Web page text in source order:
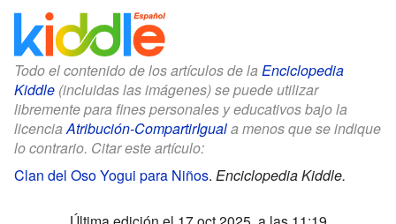
Todo el contenido de los artículos de la Enciclopedia
Kiddle (incluidas las imágenes) se puede utilizar
libremente para fines personales y educativos bajo la
licenciaAtribución-CompartirIguala menos que se indique
lo contrario. Citar este artículo:
Clan del Oso Yogui para Niños. Enciclopedia Kiddle.